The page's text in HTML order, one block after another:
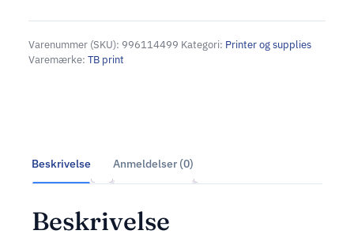
Varenummer (SKU): 996114499 Kategori: Printer og supplies
Varemærke: TB print
Beskrivelse Anmeldelser (0)
Beskrivelse